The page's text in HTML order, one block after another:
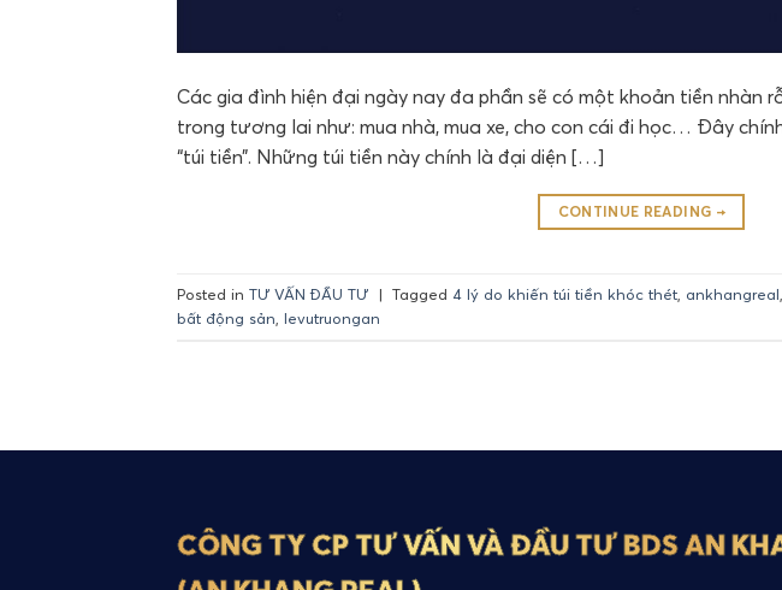
Các gia đình hiện đại ngày nay đa phần sẽ có một khoản tiền nhàn
trong tương lai như: mua nhà, mua xe, cho con cái đi học… Đây
“túi tiền”. Những túi tiền này chính là đại diện […]
CONTINUE READING →
Posted in TƯ VẤN ĐẦU TƯ | Tagged 4 lý do khiến túi tiền khóc thét, ankhangreal,
bất động sản, levutruongan
CÔNG TY CP TƯ VẤN VÀ ĐẦU TƯ BDS AN